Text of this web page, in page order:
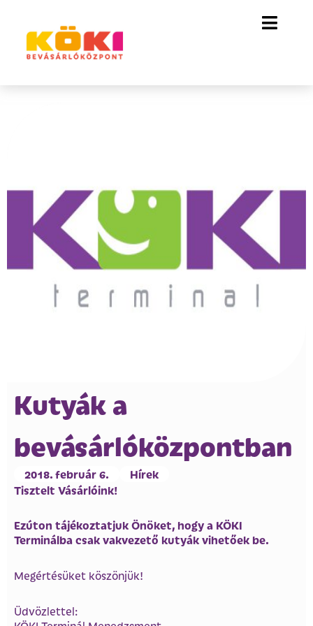
Kutyák a
bevásárlóközpontban
2018. február 6.
Hírek
Tisztelt Vásárlóink!
Ezúton tájékoztatjuk Önöket, hogy a KÖKI
Terminálba csak vakvezető kutyák vihetőek be.
Megértésüket köszönjük!
Üdvözlettel: